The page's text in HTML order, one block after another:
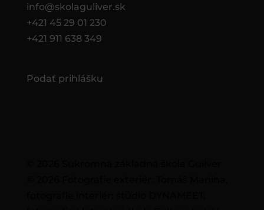
info@skolaguliver.sk
+421 45 29 01 230
+421 911 638 349
Podať prihlášku